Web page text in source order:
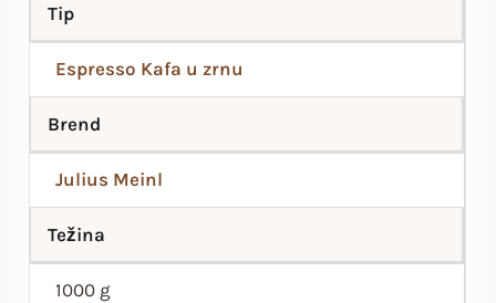
Tip
Espresso Kafa u zrnu
Brend
Julius Meinl
Težina
1000 g